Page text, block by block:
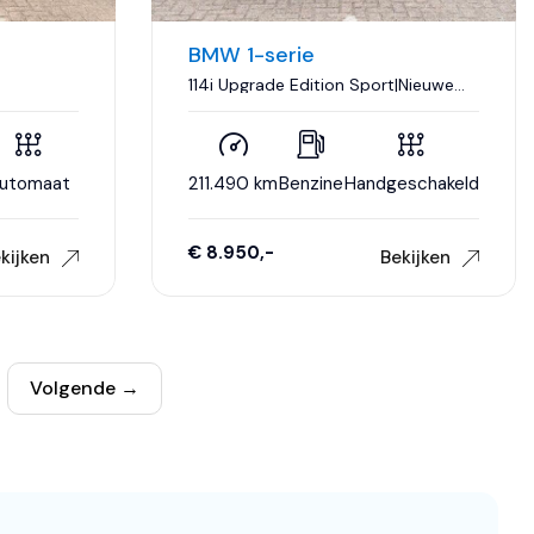
BMW 1-serie
114i Upgrade Edition Sport|Nieuwe
control|Dakje|Cruise control..
211.490 kmBenzineHandgeschakeld
€ 8.950,- Bekijken
Volgende →